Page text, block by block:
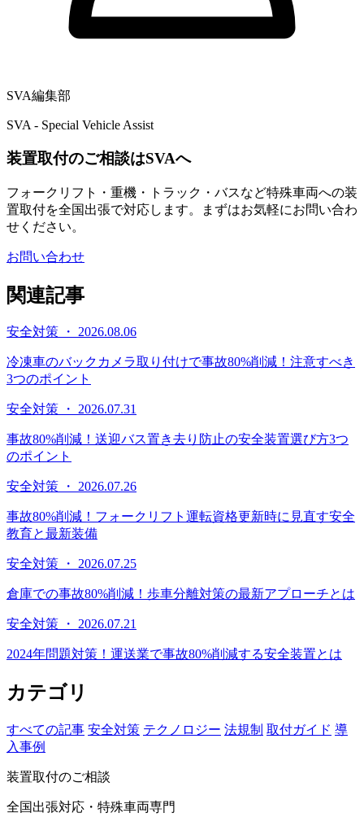
SVA編集部
SVA - Special Vehicle Assist
装置取付のご相談はSVAへ
フォークリフト・重機・トラック・バスなど特殊車両への装
置取付を全国出張で対応します。まずはお気軽にお問い合わ
せください。
お問い合わせ
関連記事
安全対策 ・ 2026.08.06
冷凍車のバックカメラ取り付けで事故80%削減！注意すべき
3つのポイント
安全対策 ・ 2026.07.31
事故80%削減！送迎バス置き去り防止の安全装置選び方3つ
のポイント
安全対策 ・ 2026.07.26
事故80%削減！フォークリフト運転資格更新時に見直す安全
教育と最新装備
安全対策 ・ 2026.07.25
倉庫での事故80%削減！歩車分離対策の最新アプローチとは
安全対策 ・ 2026.07.21
2024年問題対策！運送業で事故80%削減する安全装置とは
カテゴリ
すべての記事 安全対策 テクノロジー 法規制 取付ガイド 導
入事例
装置取付のご相談
全国出張対応・特殊車両専門